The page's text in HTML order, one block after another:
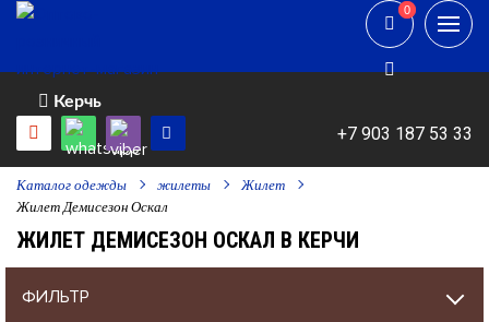
Керчь
+7 903 187 53 33
0
0
Каталог одежды жилеты
Жилет
Жилет Демисезон Оскал
ЖИЛЕТ ДЕМИСЕЗОН ОСКАЛ В КЕРЧИ
ФИЛЬТР